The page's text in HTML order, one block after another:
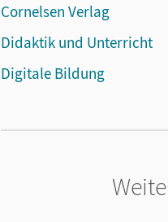
Cornelsen Verlag
Didaktik und Unterricht
Digitale Bildung